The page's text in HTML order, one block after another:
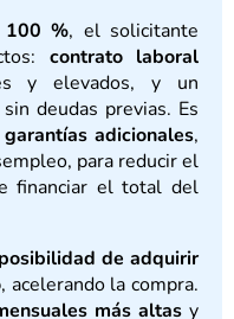
100 %, el solicitante
contrato laboral
y elevados, y un
sin deudas previas. Es
garantías adicionales,
para reducir el
financiar el total del
posibilidad de adquirir
, acelerando la compra.
más altas y